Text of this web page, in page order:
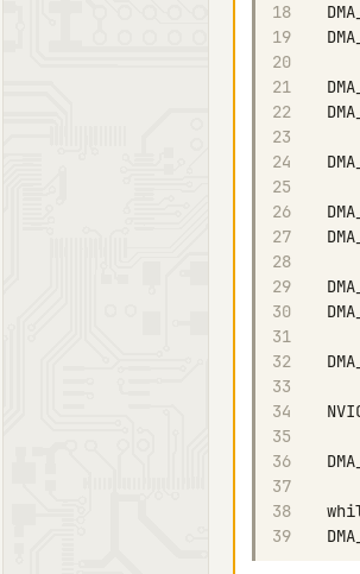
18
19
20
21
22
23
24
25
26
27
28
29
30
31
32
33
34
35
36
37
38
39